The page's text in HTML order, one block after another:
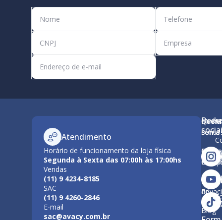
Atendimento
Horário de funcionamento da loja física
Segunda à Sexta das 07:00h às 17:00hs
Vendas
(11) 9 4234-8185
SAC
(11) 9 4260-2846
E-mail
sac@avacy.com.br
Minha
conta
Como
Política
de
Quem
Nossa
Blog